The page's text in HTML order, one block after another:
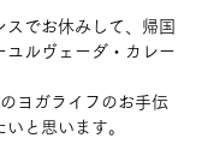
スでお休みして、帰国
ユルヴェーダ・カレー
ヨガライフのお手伝
と思います。